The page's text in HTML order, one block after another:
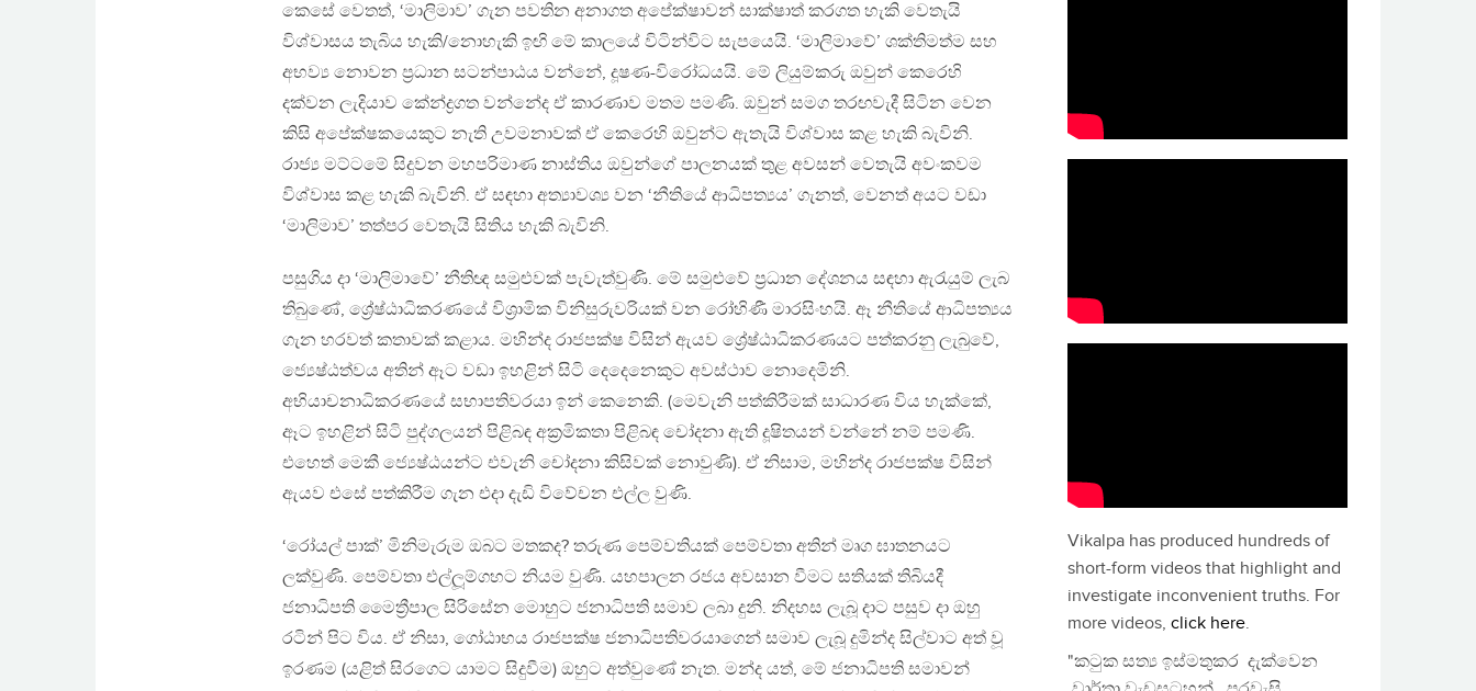
කෙසේ වෙතත්, ‘මාලිමාව’ ගැන පවතින අනාගත අපේක්ෂාවන් සාක්ෂාත් කරගත හැකි වෙතැයි
විශ්වාසය තැබිය හැකි/නොහැකි ඉඟි මේ කාලයේ විටින්විට සැපයෙයි. ‘මාලිමාවේ’ ශක්තිමත්ම සහ
අභව්‍ය නොවන ප්‍රධාන සටන්පාඨය වන්නේ, දූෂණ-විරෝධයයි. මේ ලියුම්කරු ඔවුන් කෙරෙහි
දක්වන ලැදියාව කේන්ද්‍රගත වන්නේද ඒ කාරණාව මතම පමණි. ඔවුන් සමග තරඟවැදී සිටින වෙන
කිසි අපේක්ෂකයෙකුට නැති උවමනාවක් ඒ කෙරෙහි ඔවුන්ට ඇතැයි විශ්වාස කළ හැකි බැවිනි.
රාජ්‍ය මට්ටමේ සිදුවන මහපරිමාණ නාස්තිය ඔවුන්ගේ පාලනයක් තුළ අවසන් වෙතැයි අවංකවම
විශ්වාස කළ හැකි බැවිනි. ඒ සඳහා අත්‍යාවශ්‍ය වන ‘නීතියේ ආධිපත්‍යය’ ගැනත්, වෙනත් අයට වඩා
‘මාලිමාව’ තත්පර වෙතැයි සිතිය හැකි බැවිනි.
පසුගිය දා ‘මාලිමාවේ’ නීතිඥ සමුළුවක් පැවැත්වුණි. මේ සමුළුවේ ප්‍රධාන දේශනය සඳහා ඇරැයුම් ලැබ
තිබුණේ, ශ්‍රේෂ්ඨාධිකරණයේ විශ්‍රාමික විනිසුරුවරියක් වන රෝහිණී මාරසිංහයි. ඈ නීතියේ ආධිපත්‍යය
ගැන හරවත් කතාවක් කළාය. මහින්ද රාජපක්ෂ විසින් ඇයව ශ්‍රේෂ්ඨාධිකරණයට පත්කරනු ලැබුවේ,
ජ්‍යෙෂ්ඨත්වය අතින් ඈට වඩා ඉහළින් සිටි දෙදෙනෙකුට අවස්ථාව නොදෙමිනි.
අභියාචනාධිකරණයේ සභාපතිවරයා ඉන් කෙනෙකි. (මෙවැනි පත්කිරීමක් සාධාරණ විය හැක්කේ,
ඈට ඉහළින් සිටි පුද්ගලයන් පිළිබඳ අක්‍රමිකතා පිළිබඳ චෝදනා ඇති දූෂිතයන් වන්නේ නම් පමණි.
එහෙත් මෙකී ජ්‍යෙෂ්ඨයන්ට එවැනි චෝදනා කිසිවක් නොවුණි). ඒ නිසාම, මහින්ද රාජපක්ෂ විසින්
ඇයව එසේ පත්කිරීම ගැන එදා දැඩි විවේචන එල්ල වුණි.
‘රෝයල් පාක්’ මිනිමැරුම ඔබට මතකද? තරුණ පෙම්වතියක් පෙම්වතා අතින් මෘග ඝාතනයට
ලක්වුණි. පෙම්වතා එල්ලූම්ගහට නියම වුණි. යහපාලන රජය අවසාන වීමට සතියක් තිබියදී
ජනාධිපති මෛත්‍රීපාල සිරිසේන මොහුට ජනාධිපති සමාව ලබා දුනි. නිදහස ලැබූ දාට පසුව දා ඔහු
රටින් පිට විය. ඒ නිසා, ගෝඨාභය රාජපක්ෂ ජනාධිපතිවරයාගෙන් සමාව ලැබූ දුමින්ද සිල්වාට අත් වූ
ඉරණම (යළිත් සිරගෙට යාමට සිදුවීම) ඔහුට අත්වුණේ නැත. මන්ද යත්, මේ ජනාධිපති සමාවන්
Vikalpa has produced hundreds of
short-form videos that highlight and
investigate inconvenient truths. For
more videos, click here.
"කටුක සත්‍ය ඉස්මතුකර දැක්වෙන